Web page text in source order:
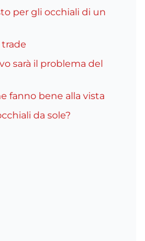
per gli occhiali di un
sarà il problema del
fanno bene alla vista
da sole?